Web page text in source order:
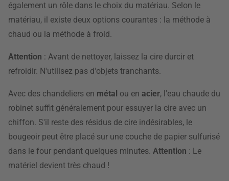
également un rôle dans le choix du matériau. Selon le
matériau, il existe deux options courantes : la méthode à
chaud ou la méthode à froid.
Attention : Avant de nettoyer, laissez la cire durcir et
refroidir. N'utilisez pas d'objets tranchants.
Avec des chandeliers en métal ou en acier, l'eau chaude du
robinet suffit généralement pour essuyer la cire avec un
chiffon. S'il reste des résidus de cire indésirables, le
bougeoir peut être placé sur une couche de papier sulfurisé
dans le four pendant quelques minutes. Attention : Le
matériel devient très chaud !